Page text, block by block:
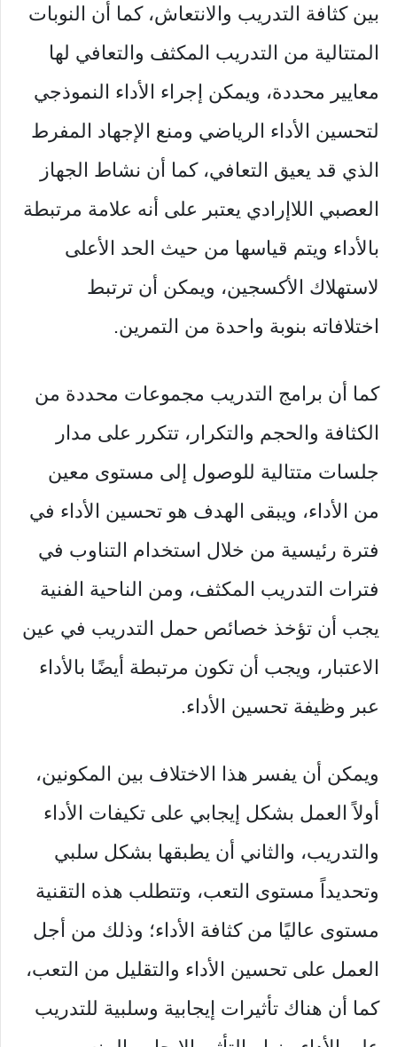
بين كثافة التدريب والانتعاش، كما أن النوبات
المتتالية من التدريب المكثف والتعافي لها
معايير محددة، ويمكن إجراء الأداء النموذجي
لتحسين الأداء الرياضي ومنع الإجهاد المفرط
الذي قد يعيق التعافي، كما أن نشاط الجهاز
العصبي اللاإرادي يعتبر على أنه علامة مرتبطة
بالأداء ويتم قياسها من حيث الحد الأعلى
لاستهلاك الأكسجين، ويمكن أن ترتبط
اختلافاته بنوبة واحدة من التمرين.
كما أن برامج التدريب مجموعات محددة من
الكثافة والحجم والتكرار، تتكرر على مدار
جلسات متتالية للوصول إلى مستوى معين
من الأداء، ويبقى الهدف هو تحسين الأداء في
فترة رئيسية من خلال استخدام التناوب في
فترات التدريب المكثف، ومن الناحية الفنية
يجب أن تؤخذ خصائص حمل التدريب في عين
الاعتبار، ويجب أن تكون مرتبطة أيضًا بالأداء
عبر وظيفة تحسين الأداء.
ويمكن أن يفسر هذا الاختلاف بين المكونين،
أولاً العمل بشكل إيجابي على تكيفات الأداء
والتدريب، والثاني أن يطبقها بشكل سلبي
وتحديداً مستوى التعب، وتتطلب هذه التقنية
مستوى عاليًا من كثافة الأداء؛ وذلك من أجل
العمل على تحسين الأداء والتقليل من التعب،
كما أن هناك تأثيرات إيجابية وسلبية للتدريب